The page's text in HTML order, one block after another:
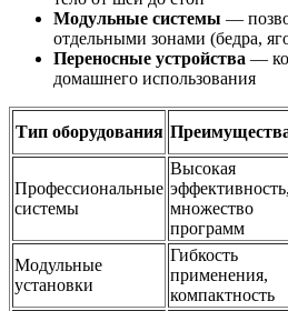
Модульные системы —
отдельными зонами (бедра,
Переносные устройства —
домашнего использования
Тип оборудования
Профессиональные
системы
Высокая
эффективность,
множество
программ
Модульные
установки
Гибкость
применения,
компактность